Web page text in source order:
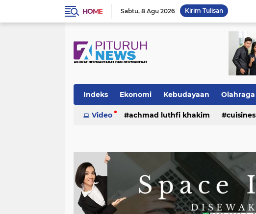
HOME Sabtu 8 Agu 2026 Kirim Tulisan
Indeks Ekonomi Kebudayaan Olahraga
Video achmad luthfi khakim cuisines